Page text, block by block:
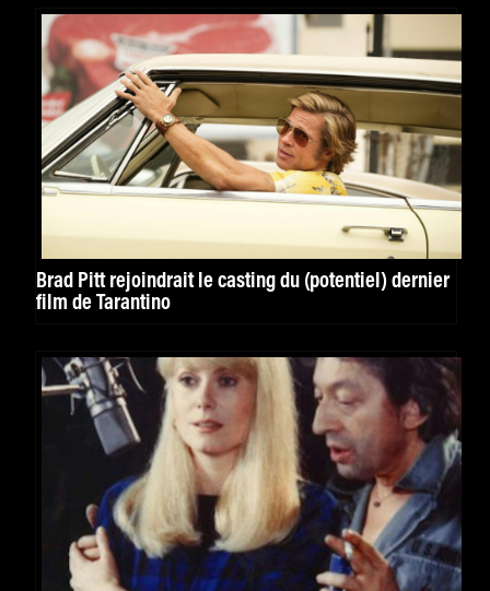
Brad Pitt rejoindrait le casting du (potentiel) dernier
film de Tarantino